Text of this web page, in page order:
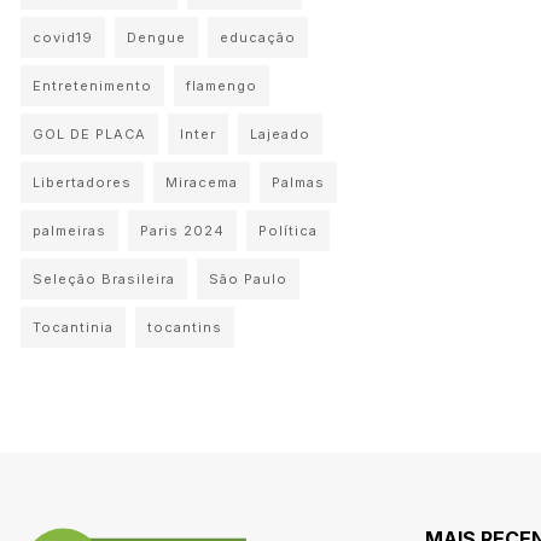
covid19 Dengue educação
Entretenimento flamengo
GOL DE PLACA Inter Lajeado
Libertadores Miracema Palmas
palmeiras Paris 2024 Política
Seleção Brasileira São Paulo
Tocantinia tocantins